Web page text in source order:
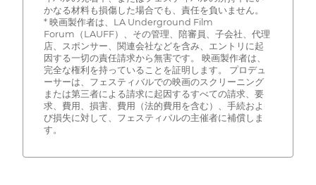
かなる材料も損傷した場合でも、責任を負いません。
* 映画製作者は、LA Underground Film
Forum（LAUFF）、その管理、陪審員、子会社、代理
店、スポンサー、関連会社などを含み、エントリに起
因する一切の責任請求から無害です。 映画製作者は、
完全な権利を持っていることを証明します。 プロデュ
ーサーは、フェスティバルでの映画のスクリーニング
または第三者による請求に起因するすべての請求、要
求、費用、損害、費用（法的費用を含む）、手続およ
び損失に対して、フェスティバルの主催者に補償しま
す。